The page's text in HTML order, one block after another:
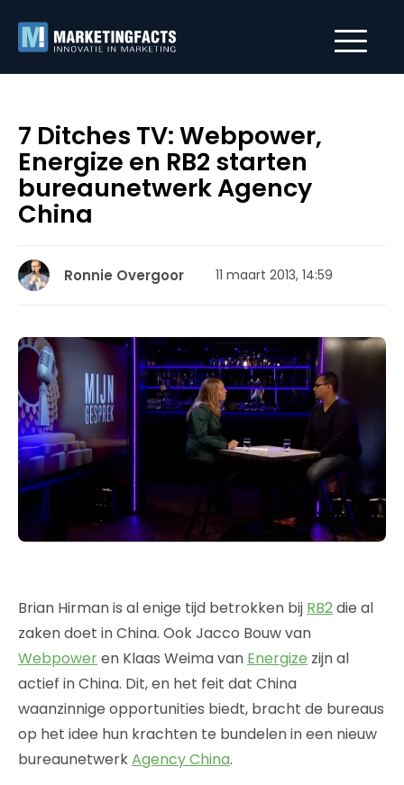
7 Ditches TV: Webpower,
Energize en RB2 starten
bureaunetwerk Agency
China
Ronnie Overgoor 11 maart 2013, 14:59
Brian Hirman is al enige tijd betrokken bij RB2die al
zaken doet in China. Ook Jacco Bouw van
Webpoweren Klaas Weima van Energize zijn al
actief in China. Dit, en het feit dat China
waanzinnige opportunities biedt, bracht de bureaus
op het idee hun krachten te bundelen in een nieuw
bureaunetwerkAgency China.